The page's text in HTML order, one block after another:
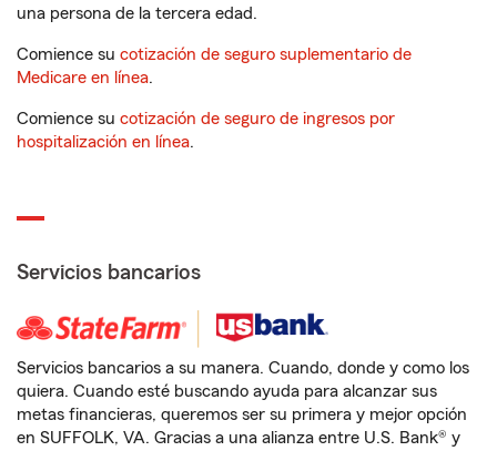
una persona de la tercera edad.
Comience su cotización de seguro suplementario de
Medicare en línea.
Comience su cotización de seguro de ingresos por
hospitalización en línea.
Servicios bancarios
Servicios bancarios a su manera. Cuando, donde y como los
quiera. Cuando esté buscando ayuda para alcanzar sus
metas financieras, queremos ser su primera y mejor opción
en SUFFOLK, VA. Gracias a una alianza entre U.S. Bank® y